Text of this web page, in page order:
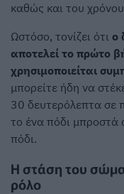
καθώς και του
Ωστόσο, τονίζει ότι ο
αποτελεί το πρώτο
χρησιμοποιείται
μπορείτε ήδη να
30 δευτερόλεπτα σε
το ένα πόδι μπροστά
πόδι.
Η στάση του
ρόλο